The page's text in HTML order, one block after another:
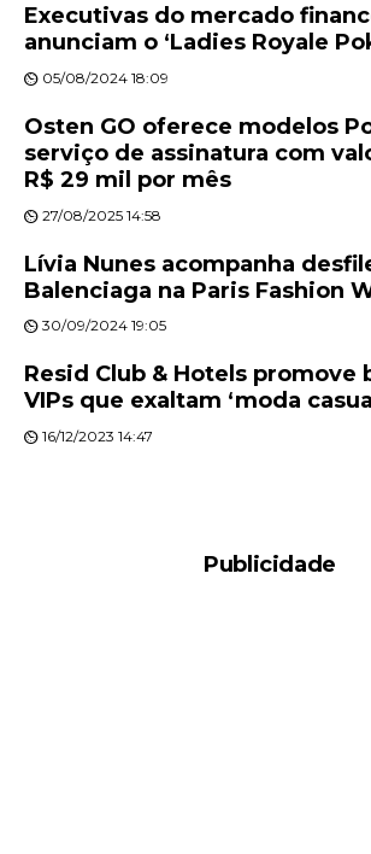
Executivas do mercado
anunciam o ‘Ladies Royale
05/08/2024 18:09
Osten GO oferece modelos
serviço de assinatura com
R$ 29 mil por mês
27/08/2025 14:58
Lívia Nunes acompanha
Balenciaga na Paris Fashion
30/09/2024 19:05
Resid Club & Hotels promove
VIPs que exaltam ‘moda
16/12/2023 14:47
Publicidade